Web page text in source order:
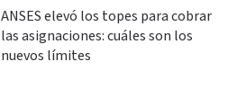
ANSES elevó los topes para cobrar
las asignaciones: cuáles son los
nuevos límites